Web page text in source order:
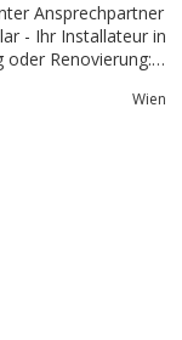
Ansprechpartner
Preis.
Wien